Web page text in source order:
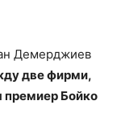
Демерджиев
две фирми,
премиер Бойко